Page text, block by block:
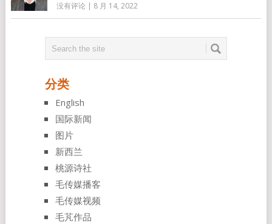
没有评论 | 8 月 14, 2022
分类
English
国际新闻
图片
新西兰
桃源诗社
毛传媒播客
毛传媒视频
毛芃作品